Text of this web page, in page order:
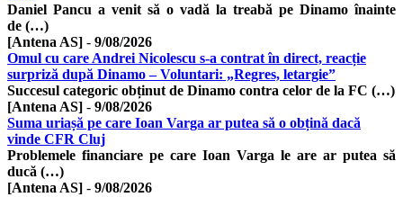
Daniel Pancu a venit să o vadă la treabă pe Dinamo înainte
de (…)
[Antena AS] - 9/08/2026
Omul cu care Andrei Nicolescu s-a contrat în direct, reacție
surpriză după Dinamo – Voluntari: „Regres, letargie”
Succesul categoric obținut de Dinamo contra celor de la FC (…)
[Antena AS] - 9/08/2026
Suma uriașă pe care Ioan Varga ar putea să o obțină dacă
vinde CFR Cluj
Problemele financiare pe care Ioan Varga le are ar putea să
ducă (…)
[Antena AS] - 9/08/2026